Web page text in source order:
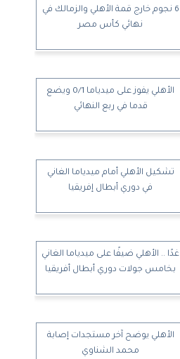
6 نجوم خارج قمة الأهلي والزمالك في
نهائي كأس مصر
الأهلي يفوز على ميدياما 0/1 ويضع
قدما في ربع النهائي
تشكيل الأهلي أمام ميدياما الغاني
في دوري أبطال إفريقيا
غدًا .. الأهلي ضيفًا على ميدياما الغاني
بخامس جولات دوري أبطال أفريقيا
الأهلي يوضح آخر مستجدات إصابة
محمد الشناوي